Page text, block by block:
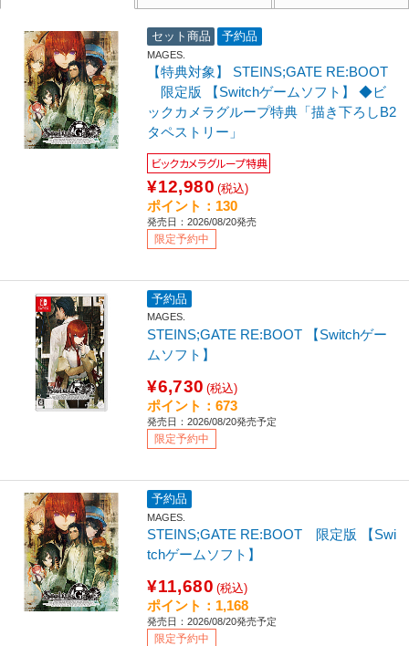
セット商品 予約品
MAGES.
【特典対象】 STEINS;GATE RE:BOOT
限定版 【Switchゲームソフト】 ◆ビ
ックカメラグループ特典「描き下ろしB2
タペストリー」
ビックカメラグループ特典
¥12,980 (税込)
ポイント：130
発売日：2026/08/20発売
限定予約中
予約品
MAGES.
STEINS;GATE RE:BOOT 【Switchゲー
ムソフト】
¥6,730 (税込)
ポイント：673
発売日：2026/08/20発売予定
限定予約中
予約品
MAGES.
STEINS;GATE RE:BOOT 限定版 【Swi
tchゲームソフト】
¥11,680 (税込)
ポイント：1,168
発売日：2026/08/20発売予定
限定予約中